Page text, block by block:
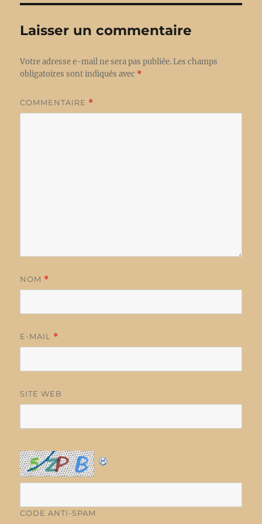
Laisser un commentaire
Votre adresse e-mail ne sera pas publiée. Les champs
obligatoires sont indiqués avec *
COMMENTAIRE *
NOM *
E-MAIL *
SITE WEB
CODE ANTI-SPAM